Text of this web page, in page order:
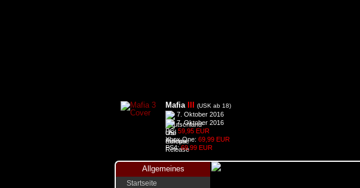
Mafia (USK ab 18)
7. Oktober 2016
7. Oktober 2016
PC: 59,95 EUR
Xbox One: 69,99 EUR
PS4:69,99 EUR
Allgemeines
Startseite